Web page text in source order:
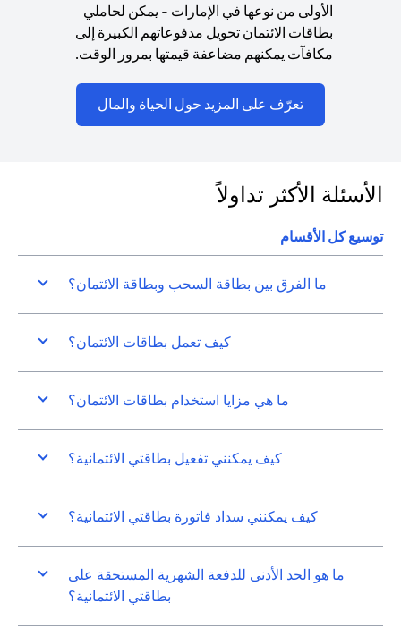
الأولى من نوعها في الإمارات - يمكن لحاملي
بطاقات الائتمان تحويل مدفوعاتهم الكبيرة إلى
مكافآت يمكنهم مضاعفة قيمتها بمرور الوقت.
تعرّف على المزيد حول الحياة والمال
الأسئلة الأكثر تداولاً
توسيع كل الأقسام
ما الفرق بين بطاقة السحب وبطاقة الائتمان؟
كيف تعمل بطاقات الائتمان؟
ما هي مزايا استخدام بطاقات الائتمان؟
كيف يمكنني تفعيل بطاقتي الائتمانية؟
كيف يمكنني سداد فاتورة بطاقتي الائتمانية؟
ما هو الحد الأدنى للدفعة الشهرية المستحقة على
بطاقتي الائتمانية؟